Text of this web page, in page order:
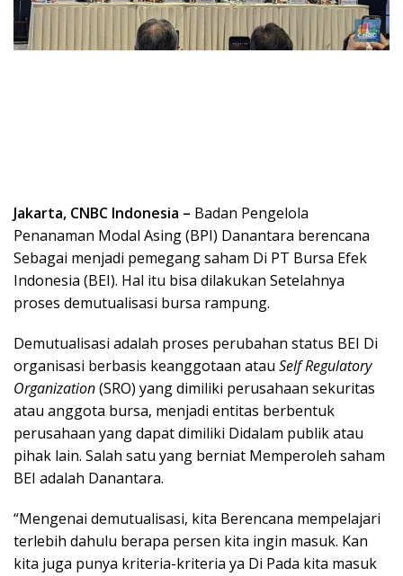
Jakarta, CNBC Indonesia – Badan Pengelola
Penanaman Modal Asing (BPI) Danantara berencana
Sebagai menjadi pemegang saham Di PT Bursa Efek
Indonesia (BEI). Hal itu bisa dilakukan Setelahnya
proses demutualisasi bursa rampung.
Demutualisasi adalah proses perubahan status BEI Di
organisasi berbasis keanggotaan atau Self Regulatory
Organization(SRO) yang dimiliki perusahaan sekuritas
atau anggota bursa, menjadi entitas berbentuk
perusahaan yang dapat dimiliki Didalam publik atau
pihak lain. Salah satu yang berniat Memperoleh saham
BEI adalah Danantara.
“Mengenai demutualisasi, kita Berencana mempelajari
terlebih dahulu berapa persen kita ingin masuk. Kan
kita juga punya kriteria-kriteria ya Di Pada kita masuk